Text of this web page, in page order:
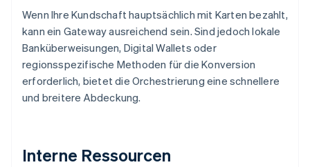
Wenn Ihre Kundschaft hauptsächlich mit Karten bezahlt,
kann ein Gateway ausreichend sein. Sind jedoch lokale
Banküberweisungen, Digital Wallets oder
regionsspezifische Methoden für die Konversion
erforderlich, bietet die Orchestrierung eine schnellere
und breitere Abdeckung.
Interne Ressourcen